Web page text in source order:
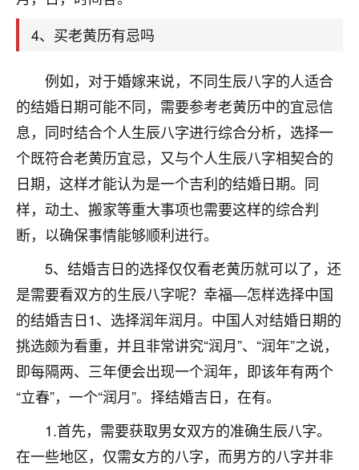
4、买老黄历有忌吗
例如，对于婚嫁来说，不同生辰八字的人适合
的结婚日期可能不同，需要参考老黄历中的宜忌信
息，同时结合个人生辰八字进行综合分析，选择一
个既符合老黄历宜忌，又与个人生辰八字相契合的
日期，这样才能认为是一个吉利的结婚日期。同
样，动土、搬家等重大事项也需要这样的综合判
断，以确保事情能够顺利进行。
5、结婚吉日的选择仅仅看老黄历就可以了，还
是需要看双方的生辰八字呢？幸福—怎样选择中国
的结婚吉日1、选择润年润月。中国人对结婚日期的
挑选颇为看重，并且非常讲究“润月”、“润年”之说，
即每隔两、三年便会出现一个润年，即该年有两个
“立春”，一个“润月”。择结婚吉日，在有。
1.首先，需要获取男女双方的准确生辰八字。
在一些地区，仅需女方的八字，而男方的八字并非
一家，要么生意不好，生意好的就出事。前些年攒的
家底快败光了，真是倒霉！我也想找人看看到底怎么
回事？
鹿森 ：你可以找老师看看，人有时不服命不行
啊！
太阳当空赵 ：我也做餐饮的，生意不算大，但
是我从找店开始都是找慧来老师跟进的，选
址、风水、还有开业日子，哪哪都看了，虽然
大环境不好，但是我家生意还可以，前几天又
刚找老师做了补财库，希望财运更好一点！
2小时前 来自海南
梦醒时分
我女儿高二叛逆，大半年不上学，一说她就要死要活
的，把我们两口子愁的不行，朋友给我推荐的慧来老
师，一开始我是病急乱投医，这半年来，法事一个个
做完，我女儿跟变了个人一样，不期望她能考多好的
大学，只要能安安稳稳的把书读了，身体心理都健健
康康的我就很知足了！
鹿森 ：可怜天下父母心啊！
3小时前 来自河北 16